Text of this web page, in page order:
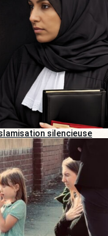
silencieuse